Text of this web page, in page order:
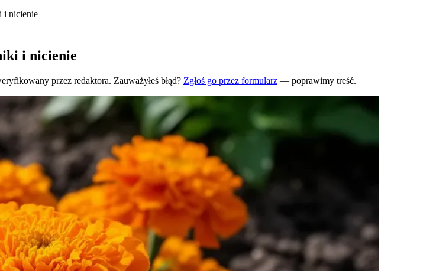
i nicienie
i nicienie
przez redaktora. Zauważyłeś błąd? Zgłoś go przez formularz — poprawimy treść.